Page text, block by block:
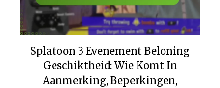
Splatoon 3 Evenement Beloning
Geschiktheid: Wie Komt In
Aanmerking, Beperkingen,